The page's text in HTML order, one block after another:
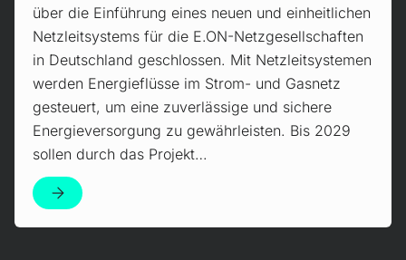
über die Einführung eines neuen und einheitlichen
Netzleitsystems für die E.ON-Netzgesellschaften
in Deutschland geschlossen. Mit Netzleitsystemen
werden Energieflüsse im Strom- und Gasnetz
gesteuert, um eine zuverlässige und sichere
Energieversorgung zu gewährleisten. Bis 2029
sollen durch das Projekt…